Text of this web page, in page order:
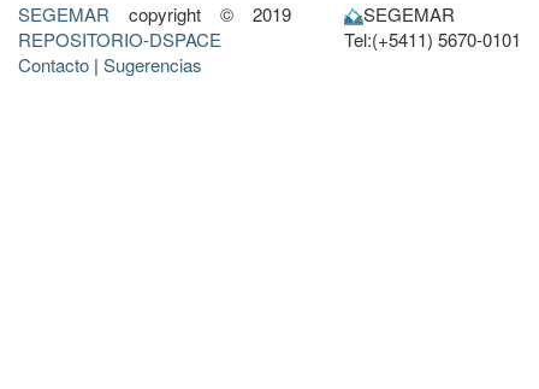
SEGEMAR copyright © 2019
REPOSITORIO-DSPACE
Contacto | Sugerencias
SEGEMAR
Tel:(+5411) 5670-0101